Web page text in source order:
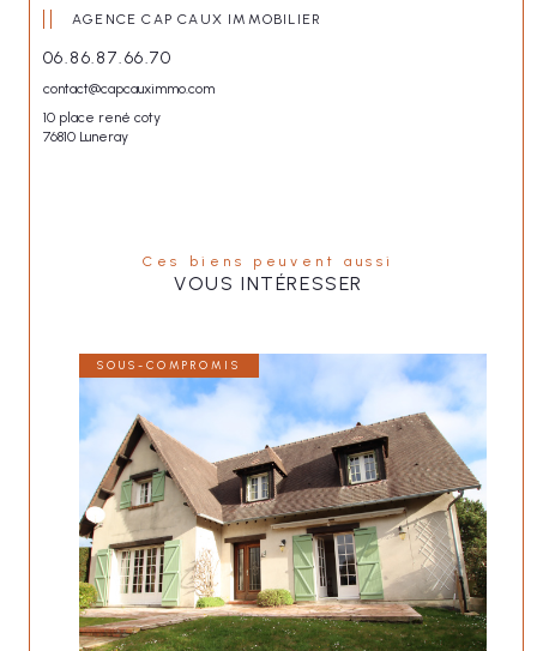
AGENCE CAP CAUX IMMOBILIER
06.86.87.66.70
contact@capcauximmo.com
10 place rené coty
76810 Luneray
Ces biens peuvent aussi
VOUS INTÉRESSER
SOUS-COMPROMIS